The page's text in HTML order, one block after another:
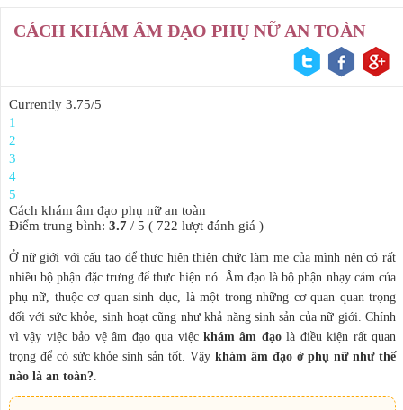
KẾ HOẠCH HÓA
BỆNH HẬU MÔN
CÁCH KHÁM ÂM ĐẠO PHỤ NỮ AN TOÀN
Currently 3.75/5
1
2
3
4
5
Cách khám âm đạo phụ nữ an toàn
Điểm trung bình: 3.7 / 5 ( 722 lượt đánh giá )
Ở nữ giới với cấu tạo để thực hiện thiên chức làm mẹ của mình nên có rất
nhiều bộ phận đặc trưng để thực hiện nó. Âm đạo là bộ phận nhạy cảm của
phụ nữ, thuộc cơ quan sinh dục, là một trong những cơ quan quan trọng
đối với sức khỏe, sinh hoạt cũng như khả năng sinh sản của nữ giới. Chính
vì vậy việc bảo vệ âm đạo qua việc khám âm đạolà điều kiện rất quan
trọng để có sức khỏe sinh sản tốt. Vậy khám âm đạo ở phụ nữ như thế
nào là an toàn?.